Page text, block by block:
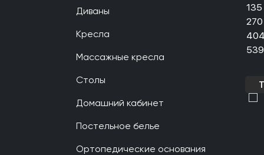
Диваны
Кресла
Массажные кресла
Столы
Домашний кабинет
Постельное белье
Ортопедические основания
270